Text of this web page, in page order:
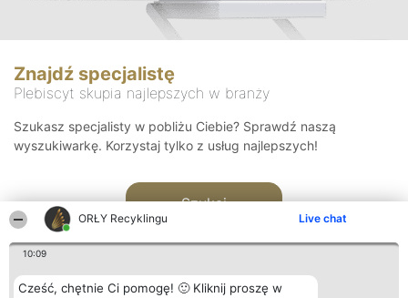
ORŁY Recyklingu Live chat
10:09
Cześć, chętnie Ci pomogę! 🙂 Kliknij proszę w
Znajdź specjalistę
Plebiscyt skupia najlepszych w branży
Szukasz specjalisty w pobliżu Ciebie? Sprawdź naszą
wyszukiwarkę. Korzystaj tylko z usług najlepszych!
Szukaj